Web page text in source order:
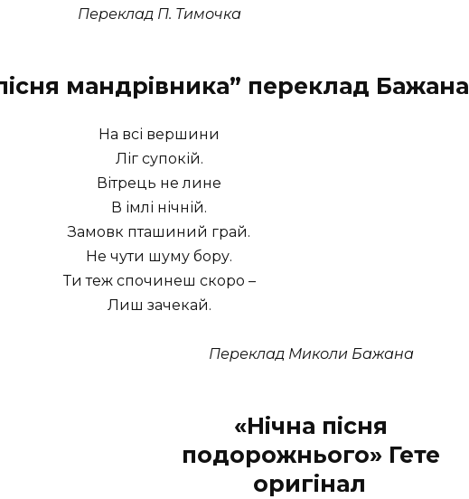
Переклад П. Тимочка
мандрівника” переклад Бажана
На всі вершини
Ліг супокій.
Вітрець не лине
В імлі нічній.
Замовк пташиний грай.
Не чути шуму бору.
Ти теж спочинеш скоро –
Лиш зачекай.
Переклад Миколи Бажана
«Нічна пісня
подорожнього» Гете
оригінал